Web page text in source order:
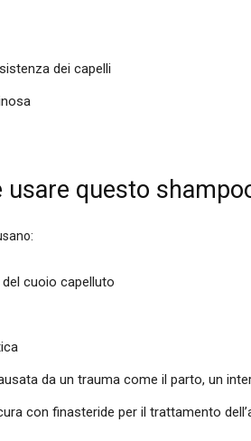
dei capelli
usare questo
cuoio capelluto
da un trauma come il parto, un
con finasteride per il trattamento